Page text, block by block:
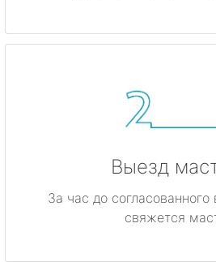
Выезд
За час до
свяжется